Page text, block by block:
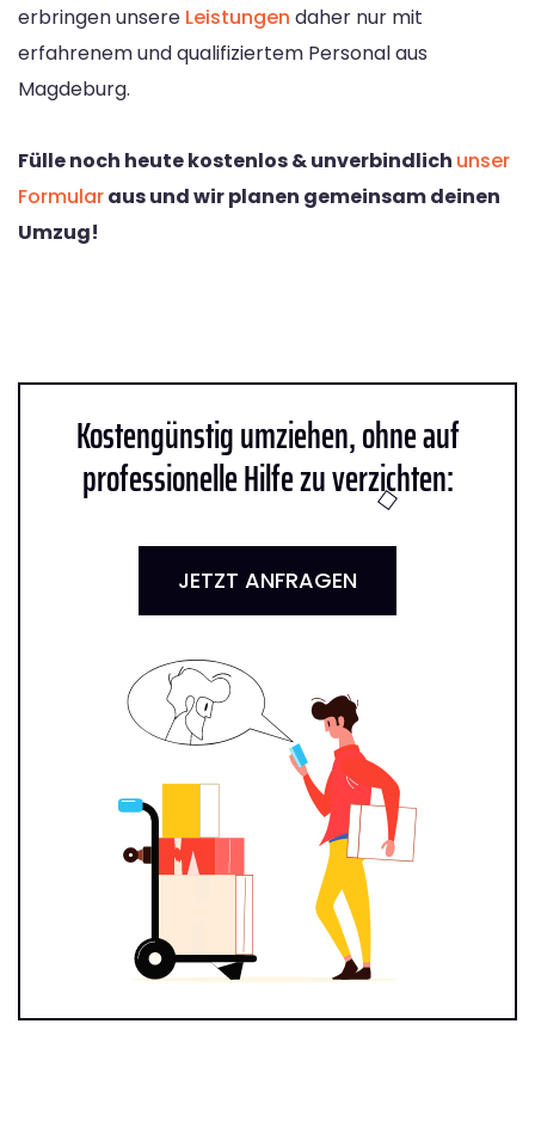
erbringen unsere Leistungen daher nur mit
erfahrenem und qualifiziertem Personal aus
Magdeburg.
Fülle noch heute kostenlos & unverbindlich unser
Formularaus und wir planen gemeinsam deinen
Umzug!
Kostengünstig umziehen, ohne auf
professionelle Hilfe zu verzichten:
JETZT ANFRAGEN